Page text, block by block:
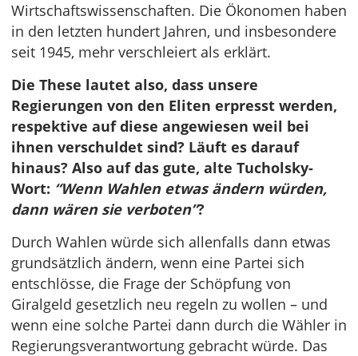
Wirtschaftswissenschaften. Die Ökonomen haben
in den letzten hundert Jahren, und insbesondere
seit 1945, mehr verschleiert als erklärt.
Die These lautet also, dass unsere
Regierungen von den Eliten erpresst werden,
respektive auf diese angewiesen weil bei
ihnen verschuldet sind? Läuft es darauf
hinaus? Also auf das gute, alte Tucholsky-
Wort: “Wenn Wahlen etwas ändern würden,
dann wären sie verboten”?
Durch Wahlen würde sich allenfalls dann etwas
grundsätzlich ändern, wenn eine Partei sich
entschlösse, die Frage der Schöpfung von
Giralgeld gesetzlich neu regeln zu wollen – und
wenn eine solche Partei dann durch die Wähler in
Regierungsverantwortung gebracht würde. Das